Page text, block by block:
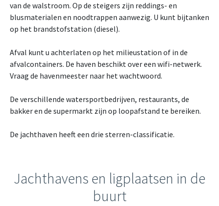
van de walstroom. Op de steigers zijn reddings- en
blusmaterialen en noodtrappen aanwezig. U kunt bijtanken
op het brandstofstation (diesel).
Afval kunt u achterlaten op het milieustation of in de
afvalcontainers. De haven beschikt over een wifi-netwerk.
Vraag de havenmeester naar het wachtwoord.
De verschillende watersportbedrijven, restaurants, de
bakker en de supermarkt zijn op loopafstand te bereiken.
De jachthaven heeft een drie sterren-classificatie.
Jachthavens en ligplaatsen in de
buurt